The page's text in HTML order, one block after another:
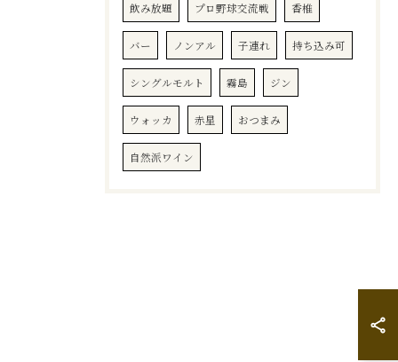
飲み放題 プロ野球交流戦 香椎
バー ノンアル 子連れ 持ち込み可
シングルモルト 霧島 ジン
ウォッカ 赤星 おつまみ
自然派ワイン